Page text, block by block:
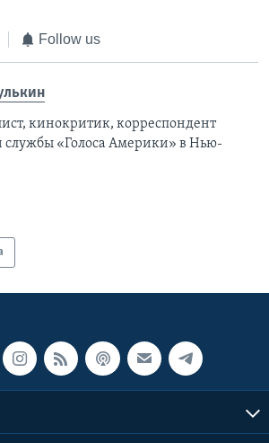
Follow us
кинокритик, корреспондент
службы «Голоса Америки» в Нью-